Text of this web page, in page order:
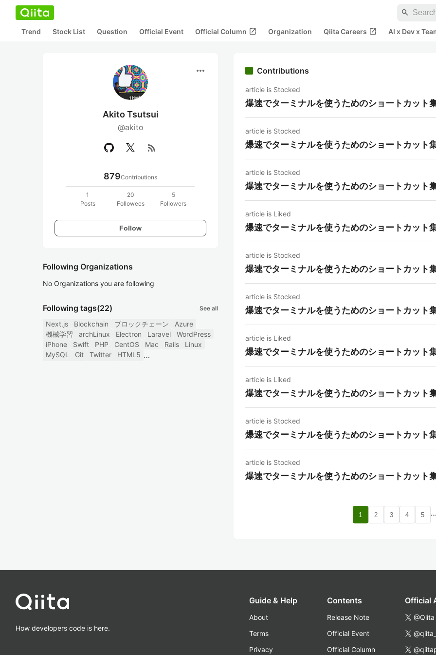
search
Trend Stock List Question Official Event Official Column open_in_new Organization Qiita Careers open_in_new AI x Dev x
more_horiz
Akito Tsutsui
@akito
rss_feed
879Contributions
1
Posts
20
Followees
5
Followers
Follow
Following Organizations
No Organizations you are following
Following tags(22) See all
Next.js Blockchain ブロックチェーン
Azure
機械学習
archLinux Electron Laravel
WordPress
iPhone
Swift PHP CentOS Mac Rails
Linux
MySQL
Git Twitter HTML5
Contributions
article is Stocked
爆速でターミナルを使うためのショートカット
article is Stocked
爆速でターミナルを使うためのショートカット
article is Stocked
爆速でターミナルを使うためのショートカット
article is Liked
爆速でターミナルを使うためのショートカット
article is Stocked
爆速でターミナルを使うためのショートカット
article is Stocked
爆速でターミナルを使うためのショートカット
article is Liked
爆速でターミナルを使うためのショートカット
article is Liked
爆速でターミナルを使うためのショートカット
article is Stocked
爆速でターミナルを使うためのショートカット
article is Stocked
爆速でターミナルを使うためのショートカット
1 2 3 4 5 …
How developers code is here.
Guide & Help
About
Terms
Privacy
Contents
Release Note
Official Event
Official Column
Official
@Qiita